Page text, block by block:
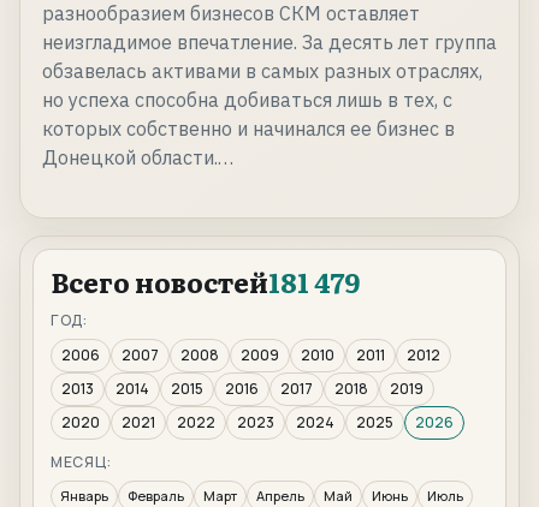
разнообразием бизнесов СКМ оставляет
неизгладимое впечатление. За десять лет группа
обзавелась активами в самых разных отраслях,
но успеха способна добиваться лишь в тех, с
которых собственно и начинался ее бизнес в
Донецкой области.…
Всего новостей181 479
ГОД:
2006
2007 2008 2009 2010 2011
2012
2013
2014 2015 2016 2017 2018
2019
2020
2021 2022 2023 2024 2025
2026
МЕСЯЦ:
Январь Февраль Март Апрель Май Июнь
Июль